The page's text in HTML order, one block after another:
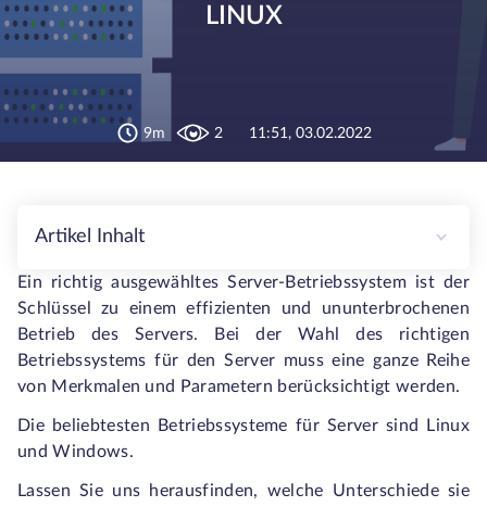
LINUX
9m 2 11:51, 03.02.2022
Artikel Inhalt
Ein richtig ausgewähltes Server-Betriebssystem ist der
Schlüssel zu einem effizienten und ununterbrochenen
Betrieb des Servers. Bei der Wahl des richtigen
Betriebssystems für den Server muss eine ganze Reihe
von Merkmalen und Parametern berücksichtigt werden.
Die beliebtesten Betriebssysteme für Server sind Linux
und Windows.
Lassen Sie uns herausfinden, welche Unterschiede sie